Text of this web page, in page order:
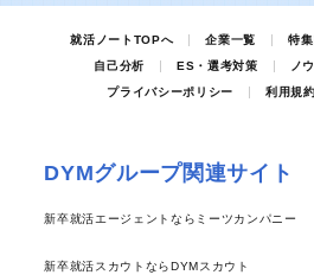
就活ノートTOPへ 企業一覧 特
自己分析
ES・選考対策 ノ
プライバシーポリシー
利用規約
DYMグループ関連サイト
新卒就活エージェントならミーツカンパニー
新卒就活スカウトならDYMスカウト